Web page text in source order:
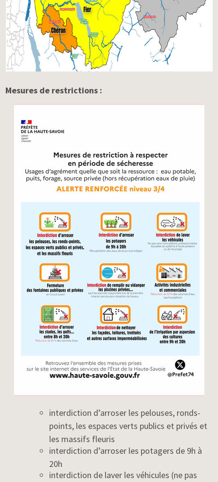
Mesures de restrictions :
interdiction d’arroser les pelouses, ronds-
points, les espaces verts publics et privés et
les massifs fleuris
interdiction d’arroser les potagers de 9h à
20h
interdiction de laver les véhicules (ne pas